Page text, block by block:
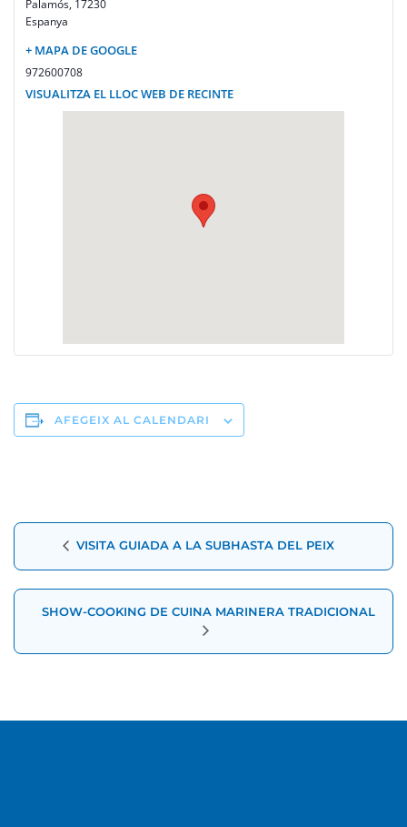
Palamós, 17230
Espanya
+ MAPA DE GOOGLE
972600708
VISUALITZA EL LLOC WEB DE RECINTE
AFEGEIX AL CALENDARI
Navegació
d'Esdeveniment
VISITA GUIADA A LA SUBHASTA DEL PEIX
SHOW-COOKING DE CUINA MARINERA TRADICIONAL